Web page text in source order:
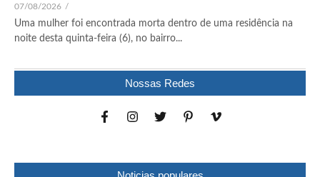
07/08/2026 /
Uma mulher foi encontrada morta dentro de uma residência na
noite desta quinta-feira (6), no bairro...
Nossas Redes